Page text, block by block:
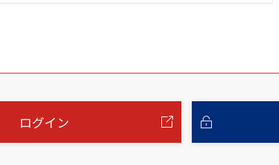
ログイン